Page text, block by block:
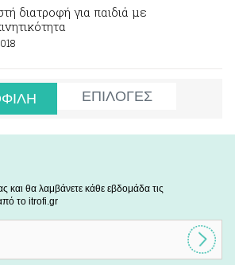
διατροφή για παιδιά με
ΕΠΙΛΟΓΕΣ
θα λαμβάνετε κάθε εβδομάδα τις
το itrofi.gr